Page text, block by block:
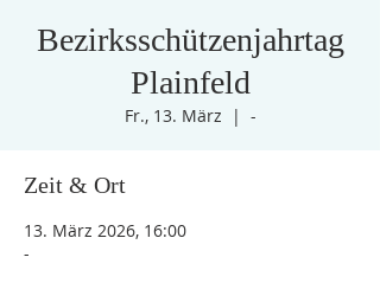
Bezirksschützenjahrtag
Plainfeld
Fr., 13. März
  |
-
Zeit & Ort
13. März 2026, 16:00
-